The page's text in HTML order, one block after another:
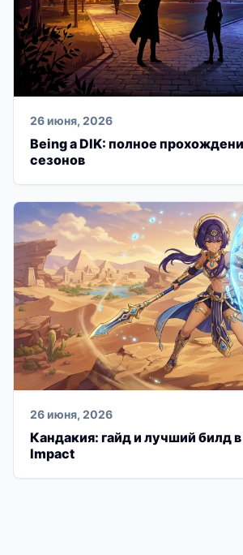
26 июня, 2026
Being a DIK: полное
сезонов
26 июня, 2026
Кандакия: гайд и лучший билд
Impact